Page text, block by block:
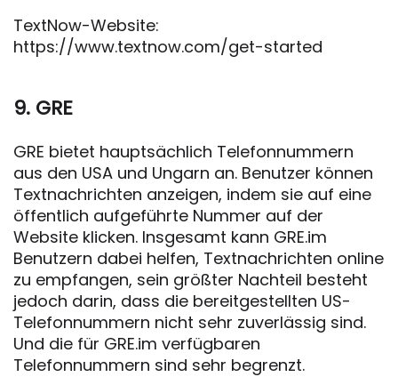
TextNow-Website:
https://www.textnow.com/get-started
9. GRE
GRE bietet hauptsächlich Telefonnummern
aus den USA und Ungarn an. Benutzer können
Textnachrichten anzeigen, indem sie auf eine
öffentlich aufgeführte Nummer auf der
Website klicken. Insgesamt kann GRE.im
Benutzern dabei helfen, Textnachrichten online
zu empfangen, sein größter Nachteil besteht
jedoch darin, dass die bereitgestellten US-
Telefonnummern nicht sehr zuverlässig sind.
Und die für GRE.im verfügbaren
Telefonnummern sind sehr begrenzt.